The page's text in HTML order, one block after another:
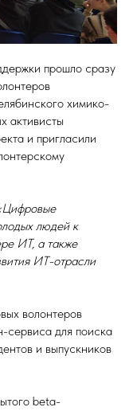
прошло сразу
химико-
активисты
и пригласили
людей к
ИТ, а также
ИТ-отрасли
волонтеров
сервиса для поиска
и выпускников
beta-